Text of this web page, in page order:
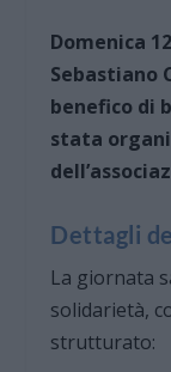
Domenica
Sebastiano
benefico di
stata
Dettagli
La giornata
solidarietà,
strutturato: